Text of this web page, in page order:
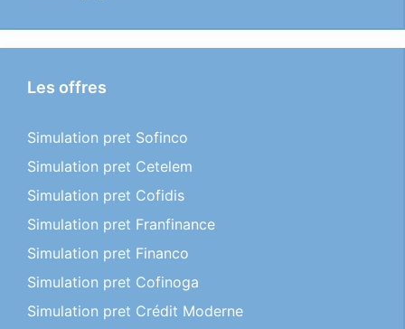
Les offres
Simulation pret Sofinco
Simulation pret Cetelem
Simulation pret Cofidis
Simulation pret Franfinance
Simulation pret Financo
Simulation pret Cofinoga
Simulation pret Crédit Moderne